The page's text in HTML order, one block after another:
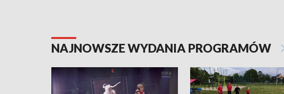
NAJNOWSZE WYDANIA PROGRAMÓW